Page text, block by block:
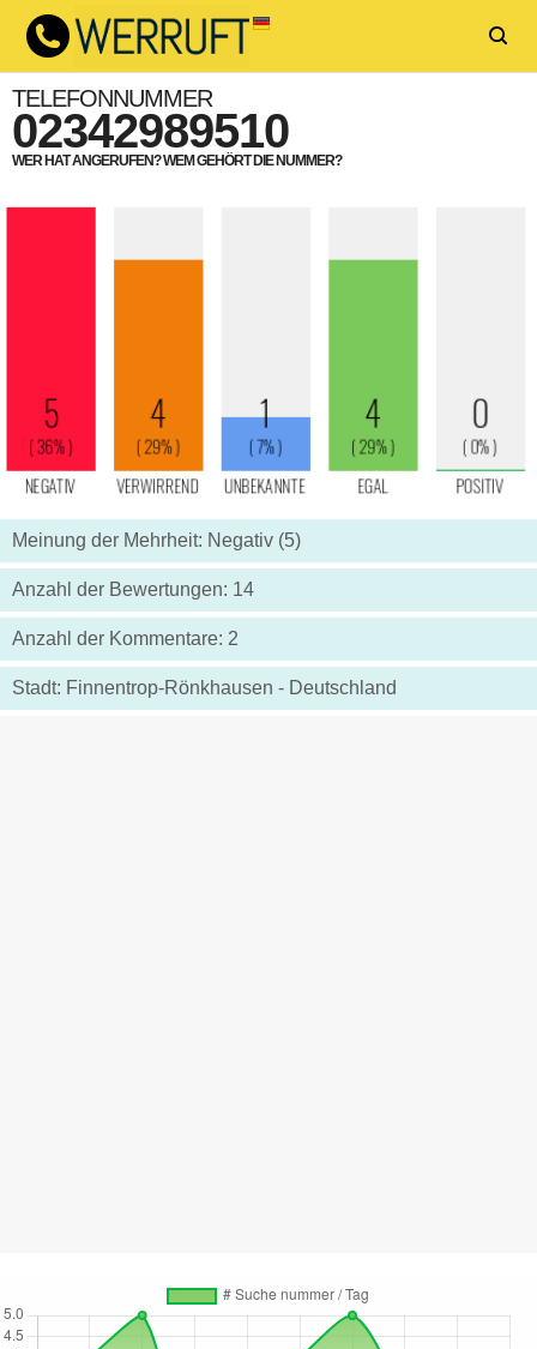
TELEFONNUMMER
02342989510
WER HAT ANGERUFEN? WEM GEHÖRT DIE NUMMER?
Meinung der Mehrheit: Negativ (5)
Anzahl der Bewertungen: 14
Anzahl der Kommentare: 2
Stadt: Finnentrop-Rönkhausen - Deutschland